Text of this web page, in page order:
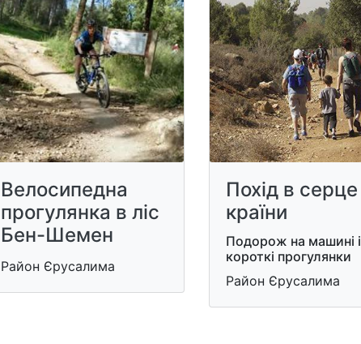
Велосипедна
прогулянка в ліс
Бен-Шемен
Район Єрусалима
Похід в серце
країни
Подорож на машині і
короткі прогулянки
Район Єрусалима